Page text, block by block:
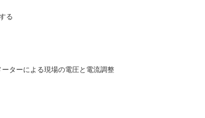
る
ターによる現場の電圧と電流調整